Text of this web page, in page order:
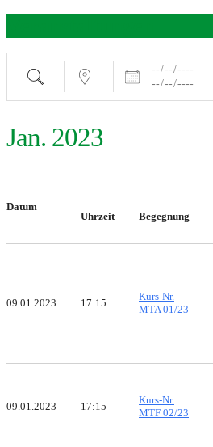
Suche Nahe... Daten
Jan. 2023
Datum
Uhrzeit
Begegnung
09.01.2023 17:15
Kurs-Nr.
MTA 01/23
09.01.2023 17:15
Kurs-Nr.
MTF 02/23